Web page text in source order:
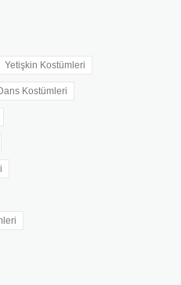
Yetişkin Kostümleri
Kostümleri